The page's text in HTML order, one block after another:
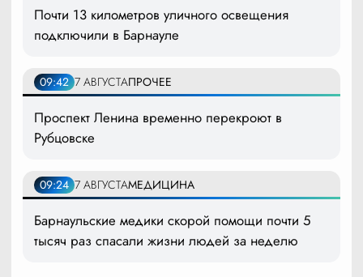
Почти 13 километров уличного освещения
подключили в Барнауле
09:42 7 АВГУСТАПРОЧЕЕ
Проспект Ленина временно перекроют в
Рубцовске
09:24 7 АВГУСТАМЕДИЦИНА
Барнаульские медики скорой помощи почти 5
тысяч раз спасали жизни людей за неделю